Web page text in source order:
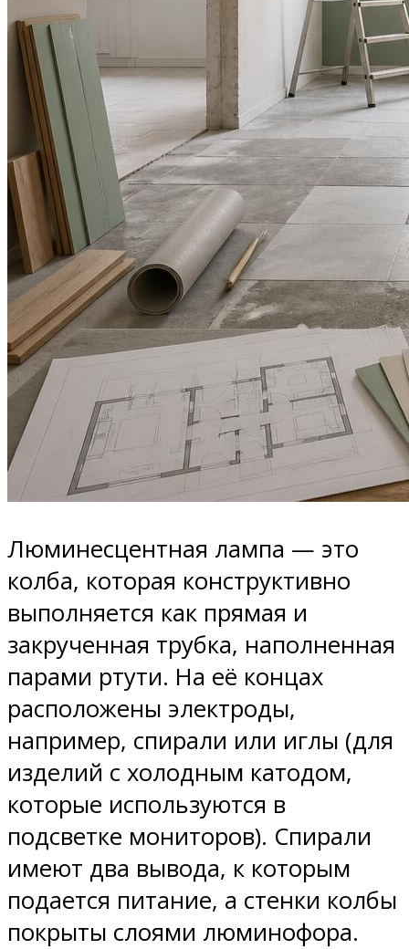
Люминесцентная лампа — это
колба, которая конструктивно
выполняется как прямая и
закрученная трубка, наполненная
парами ртути. На её концах
расположены электроды,
например, спирали или иглы (для
изделий с холодным катодом,
которые используются в
подсветке мониторов). Спирали
имеют два вывода, к которым
подается питание, а стенки колбы
покрыты слоями люминофора.